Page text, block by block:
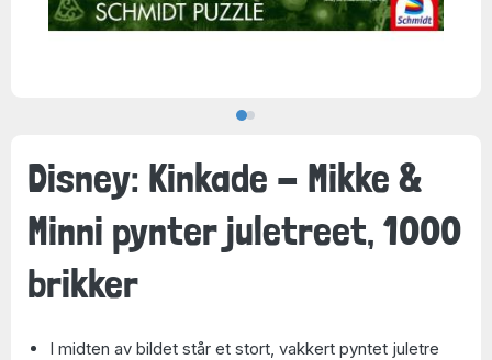
Disney: Kinkade - Mikke &
Minni pynter juletreet, 1000
brikker
I midten av bildet står et stort, vakkert pyntet juletre